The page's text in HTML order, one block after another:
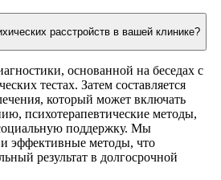
расстройств в вашей клинике?
основанной на беседах с
тестах. Затем составляется
который может включать
психотерапевтические методы,
поддержку. Мы
эффективные методы, что
результат в долгосрочной